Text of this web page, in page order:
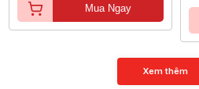
Mua Ngay
Xem thêm